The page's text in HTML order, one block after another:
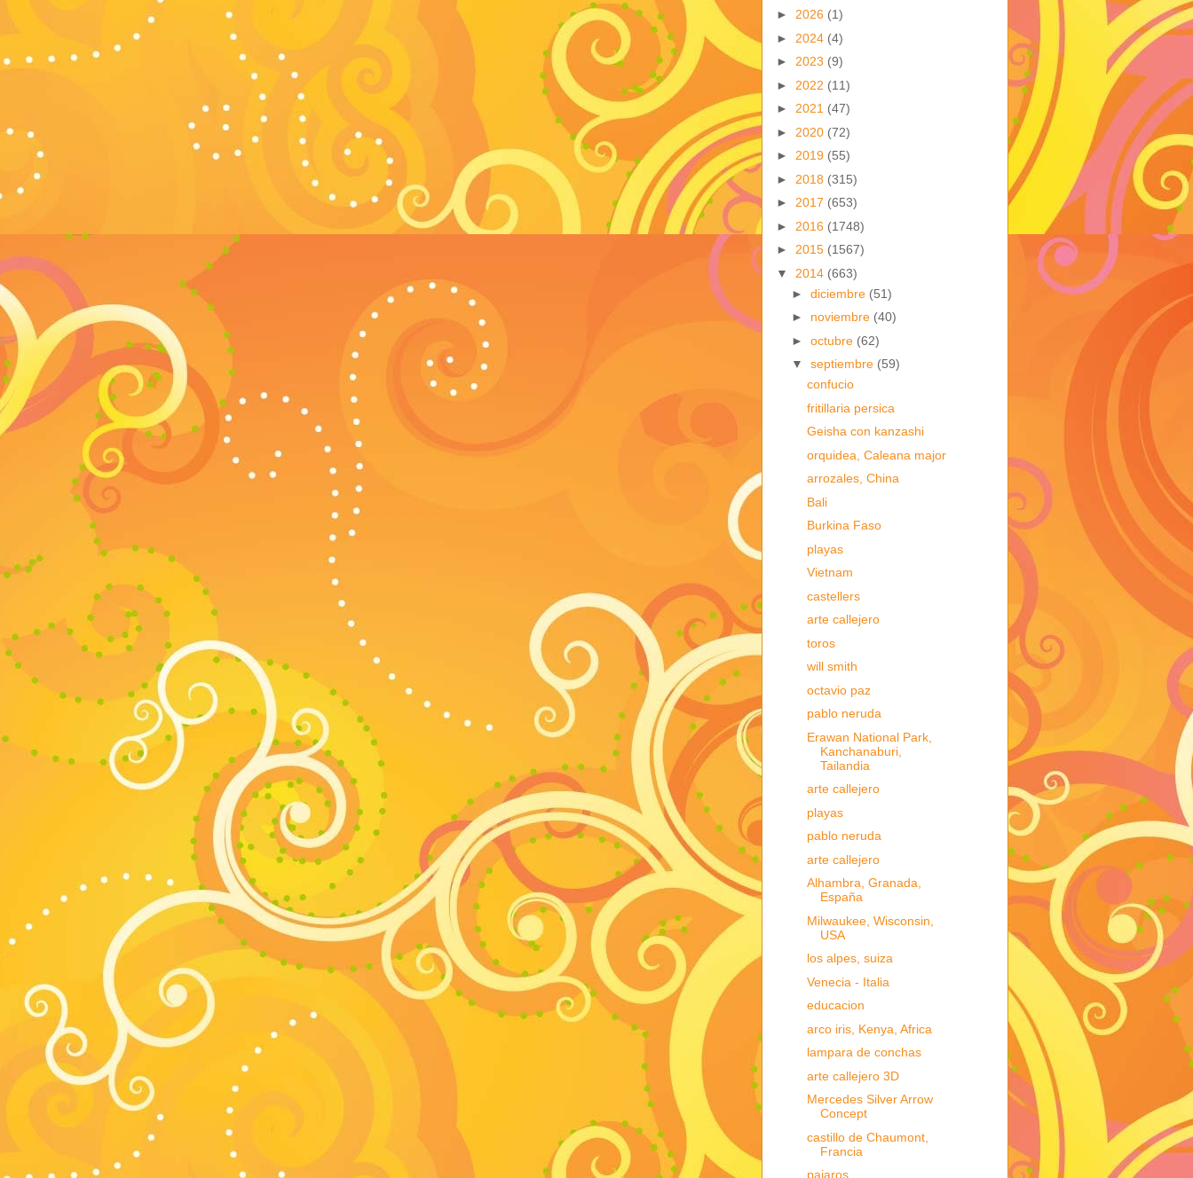
► 2026 (1)
► 2024 (4)
► 2023 (9)
► 2022 (11)
► 2021 (47)
► 2020 (72)
► 2019 (55)
► 2018 (315)
► 2017 (653)
► 2016 (1748)
► 2015 (1567)
▼ 2014 (663)
► diciembre (51)
► noviembre (40)
► octubre (62)
▼ septiembre (59)
confucio
fritillaria persica
Geisha con kanzashi
orquidea, Caleana major
arrozales, China
Bali
Burkina Faso
playas
Vietnam
castellers
arte callejero
toros
will smith
octavio paz
pablo neruda
Erawan National Park,
Kanchanaburi,
Tailandia
arte callejero
playas
pablo neruda
arte callejero
Alhambra, Granada,
España
Milwaukee, Wisconsin,
USA
los alpes, suiza
Venecia - Italia
educacion
arco iris, Kenya, Africa
lampara de conchas
arte callejero 3D
Mercedes Silver Arrow
Concept
castillo de Chaumont,
Francia
pajaros